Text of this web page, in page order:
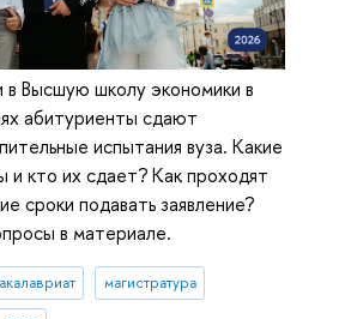
в Высшую школу экономики в
абитуриенты сдают
испытания вуза. Какие
и кто их сдает? Как проходят
сроки подавать заявление?
в материале.
магистратура